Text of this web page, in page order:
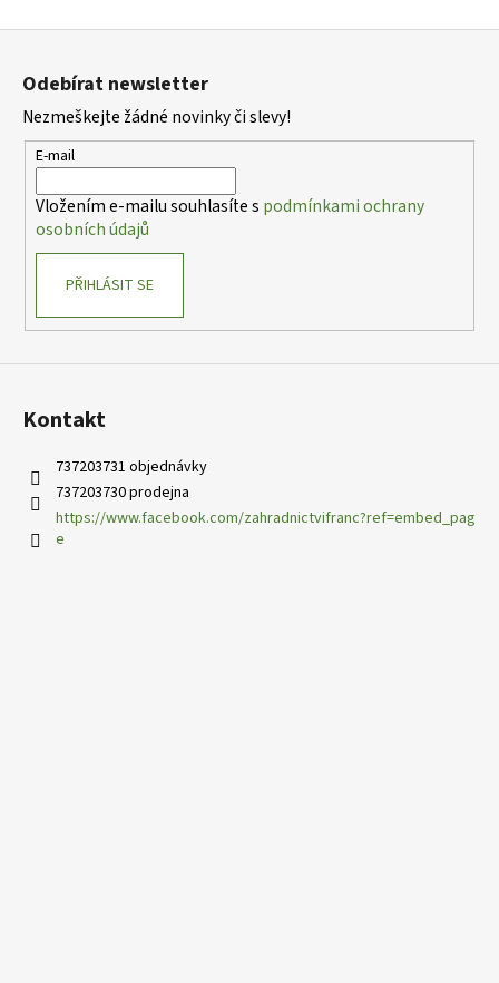
Z
Odebírat newsletter
Nezmeškejte žádné novinky či slevy!
E-mail
Vložením e-mailu souhlasíte s podmínkami ochrany
osobních údajů
PŘIHLÁSIT SE
Kontakt
737203731 objednávky
737203730 prodejna
https://www.facebook.com/zahradnictvifranc?ref=embed_pag
e